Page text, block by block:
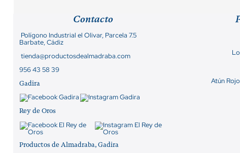
Contacto
Polígono Industrial el Olivar, Parcela 7.5
Barbate, Cádiz
tienda@productosdealmadraba.com
956 43 58 39
Gadira
Rey de Oros
Productos de Almadraba, Gadira
Atún